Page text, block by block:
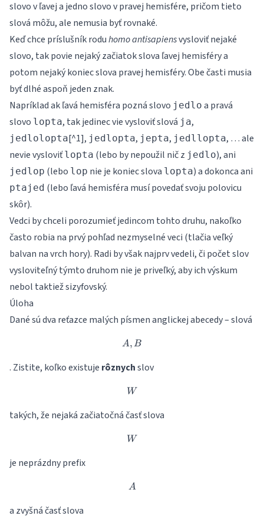
slovo v ľavej a jedno slovo v pravej hemisfére, pričom tieto
slová môžu, ale nemusia byť rovnaké.
Keď chce príslušník roduhomo antisapiensvysloviť nejaké
slovo, tak povie nejaký začiatok slova ľavej hemisféry a
potom nejaký koniec slova pravej hemisféry. Obe časti musia
byť dlhé aspoň jeden znak.
Napríklad ak ľavá hemisféra pozná slovo jedlo a pravá
slovo lopta, tak jedinec vie vysloviť slová ja,
jedlolopta[^1], jedlopta, jepta, jedllopta, … ale
nevie vysloviť lopta (lebo by nepoužil nič z jedlo), ani
jedlop (lebo lop nie je koniec slova lopta) a dokonca ani
ptajed (lebo ľavá hemisféra musí povedať svoju polovicu
skôr).
Vedci by chceli porozumieť jedincom tohto druhu, nakoľko
často robia na prvý pohľad nezmyselné veci (tlačia veľký
balvan na vrch hory). Radi by však najprv vedeli, či počet slov
vysloviteľný týmto druhom nie je priveľký, aby ich výskum
nebol taktiež sizyfovský.
Úloha
Dané sú dva reťazce malých písmen anglickej abecedy – slová
A, B
A, B
. Zistite, koľko existuje rôznychslov
W
W
takých, že nejaká začiatočná časť slova
W
W
je neprázdny prefix
A
A
a zvyšná časť slova